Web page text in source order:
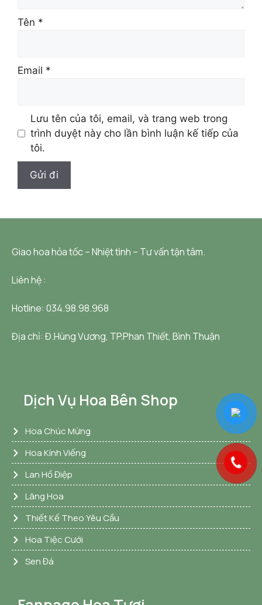
Tên *
Email *
Lưu tên của tôi, email, và trang web trong
trình duyệt này cho lần bình luận kế tiếp của
tôi.
Giao hoa hỏa tốc – Nhiệt tình – Tư vấn tận tâm.
Liên hệ :
Hotline: 034.98.98.968
Địa chỉ: Đ.Hùng Vương, TP.Phan Thiết, Bình Thuận
Dịch Vụ Hoa Bên Shop
Hoa Chúc Mừng
Hoa Kính Viếng
Lan Hồ Điệp
Lãng Hoa
Thiết Kế Theo Yêu Cầu
Hoa Tiệc Cưới
Sen Đá